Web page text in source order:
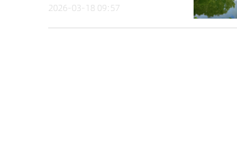
2026-03-18 09:57